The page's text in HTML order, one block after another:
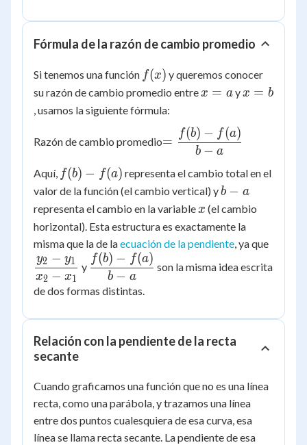
Fórmula de la razón de cambio promedio
Si tenemos una función f(x)
f(x) y queremos conocer
su razón de cambio promedio entre x
x = ay x
x = b
, usamos la siguiente fórmula:
Razón de cambio promedio
\dfrac{f(b)
a}
=
b − a
f(b) − f(a)
Aquí, f(b)
-
f(a)
f(b) − f(a) representa el cambio total en el
valor de la función (el cambio vertical) yb
-
a
b − a
representa el cambio en la variable x
x (el cambio
horizontal). Esta estructura es exactamente la
misma que la de laecuación de la pendiente, ya que
- x_1}
x2 − x1
y2 − y1 y \dfrac{f(b)
- f(a)}{b -
a}
b − a
f(b) − f(a)
son la misma idea escrita
de dos formas distintas.
Relación con la pendiente de la recta
secante
Cuando graficamos una función que no es una línea
recta, como una parábola, y trazamos una línea
entre dos puntos cualesquiera de esa curva, esa
línea se llama recta secante. La pendiente de esa